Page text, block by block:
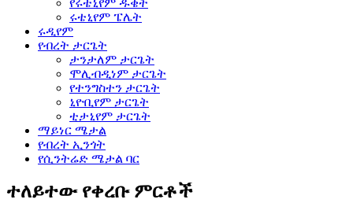
ሩቴኒየም ፔሌት
ሩዲየም
የብረት ታርጌት
ታንታለም ታርጌት
ሞሊብዲነም ታርጌት
የተንግስተን ታርጌት
ኒዮቢየም ታርጌት
ቲታኒየም ታርጌት
ማይነር ሜታል
የብረት ኢንጎት
የሲንትሬድ ሜታል ባር
ተለይተው የቀረቡ ምርቶች